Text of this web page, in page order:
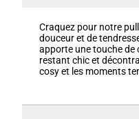
Craquez pour notre
douceur et de
apporte une touche de
restant chic et
cosy et les moments